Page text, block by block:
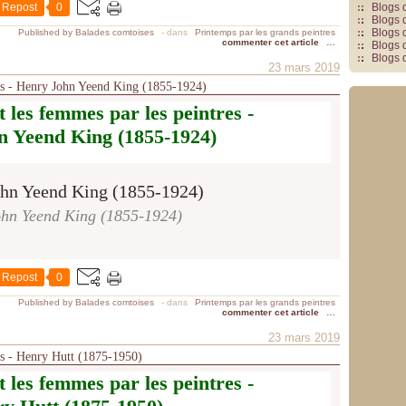
Repost 0
Published by Balades comtoises - dans
Printemps par les grands peintres
commenter cet article
23 mars 2019
- Henry John Yeend King (1855-1924)
femmes par les peintres -
Yeend King (1855-1924)
Yeend King (1855-1924)
Repost 0
Published by Balades comtoises - dans
Printemps par les grands peintres
commenter cet article
23 mars 2019
- Henry Hutt (1875-1950)
femmes par les peintres -
Blogs
Blogs
Blogs
Blogs
Blogs